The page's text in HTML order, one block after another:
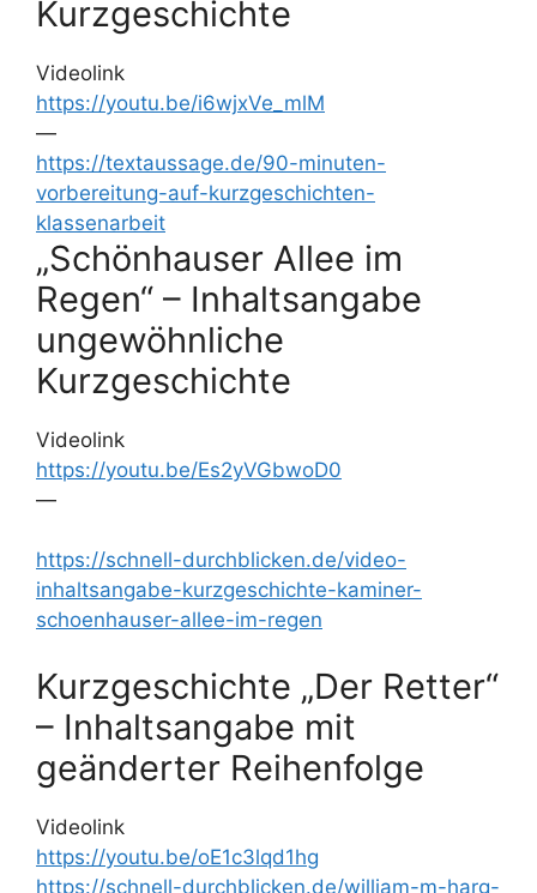
Kurzgeschichte
Videolink
https://youtu.be/i6wjxVe_mlM
—
https://textaussage.de/90-minuten-
vorbereitung-auf-kurzgeschichten-
klassenarbeit
„Schönhauser Allee im
Regen“ – Inhaltsangabe
ungewöhnliche
Kurzgeschichte
Videolink
https://youtu.be/Es2yVGbwoD0
—
https://schnell-durchblicken.de/video-
inhaltsangabe-kurzgeschichte-kaminer-
schoenhauser-allee-im-regen
Kurzgeschichte „Der Retter“
– Inhaltsangabe mit
geänderter Reihenfolge
Videolink
https://youtu.be/oE1c3lqd1hg
https://schnell-durchblicken.de/william-m-harg-